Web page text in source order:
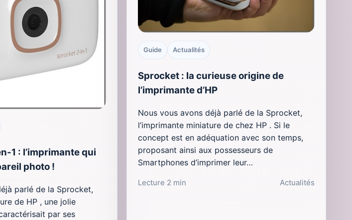
1 : l’imprimante qui
photo !
parlé de la Sprocket,
de HP , une jolie
par ses
Guide Actualités
Sprocket : la curieuse origine de
l’imprimante d’HP
Nous vous avons déjà parlé de la Sprocket,
l’imprimante miniature de chez HP . Si le
concept est en adéquation avec son temps,
proposant ainsi aux possesseurs de
Smartphones d’imprimer leur…
Lecture 2 min Actualités